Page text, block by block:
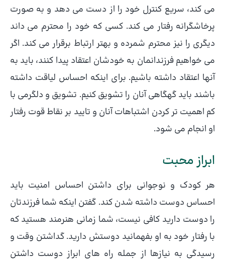
می کند، سریع کنترل خود را از دست می دهد و به صورت
پرخاشگرانه رفتار می کند. کسی که خود را محترم می داند
دیگری را نیز محترم شمرده و بهتر ارتباط برقرار می کند. اگر
می خواهیم فرزندانمان به خودشان اعتقاد پیدا کنند، باید به
آنها اعتقاد داشته باشیم. برای اینکه احساس لیاقت داشته
باشند باید گهگاهی آنان را تشویق کنیم. تشویق و دلگرمی با
کم اهمیت تر کردن اشتباهات آنان و تایید بر نقاط قوت رفتار
او انجام می شود.
ابراز محبت
هر کودک و نوجوانی برای داشتن احساس امنیت باید
احساس دوست داشته شدن کند. گفتن اینکه شما فرزندتان
را دوست دارید کافی نیست، شما زمانی هنرمند هستید که
با رفتار خود به او بفهمانید دوستش دارید. گداشتن وقت و
رسیدگی به نیازها از جمله راه های ابراز دوست داشتن